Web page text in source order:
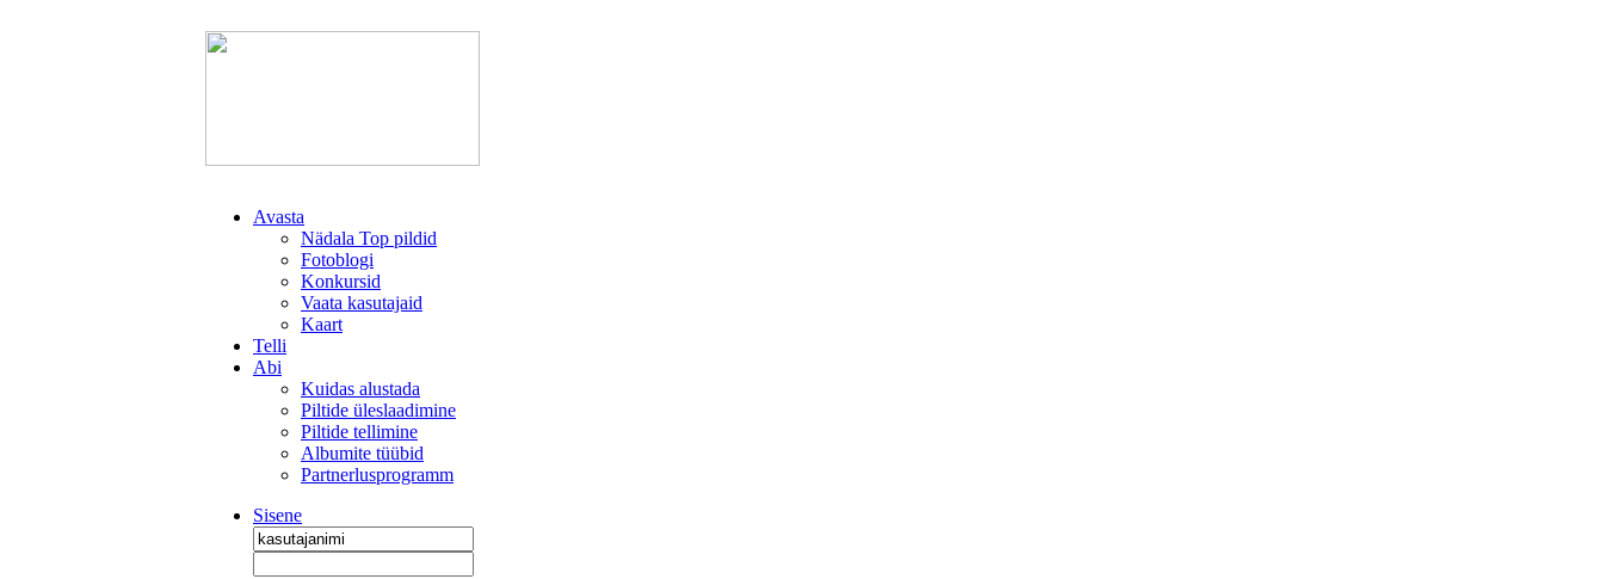
Avasta
Nädala Top pildid
Fotoblogi
Konkursid
Vaata kasutajaid
Kaart
Telli
Abi
Kuidas alustada
Piltide üleslaadimine
Piltide tellimine
Albumite tüübid
Partnerlusprogramm
Sisene